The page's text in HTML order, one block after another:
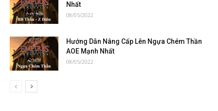
Nhất
08/05/2022
Hướng Dẫn Nâng Cấp Lên Ngựa Chém Thần
AOE Mạnh Nhất
08/05/2022